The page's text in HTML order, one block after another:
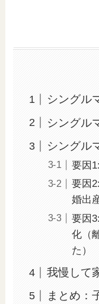
シングル
シングル
シングル
要因
要因
婚出
要因
化（
た）
我慢して
まとめ：